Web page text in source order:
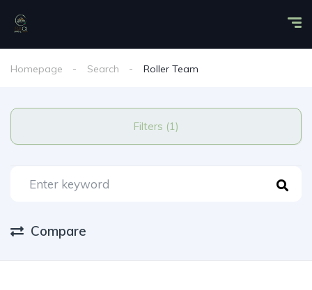
Homepage Search Roller Team
Filters (1)
Compare